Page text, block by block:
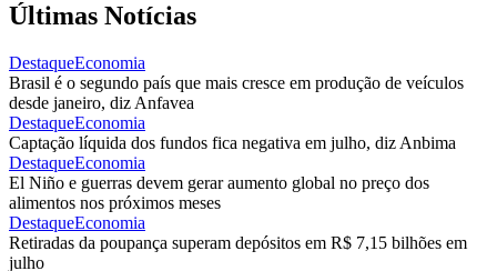
Últimas Notícias
DestaqueEconomia
Brasil é o segundo país que mais cresce em produção de veículos
desde janeiro, diz Anfavea
DestaqueEconomia
Captação líquida dos fundos fica negativa em julho, diz Anbima
DestaqueEconomia
El Niño e guerras devem gerar aumento global no preço dos
alimentos nos próximos meses
DestaqueEconomia
Retiradas da poupança superam depósitos em R$ 7,15 bilhões em
julho